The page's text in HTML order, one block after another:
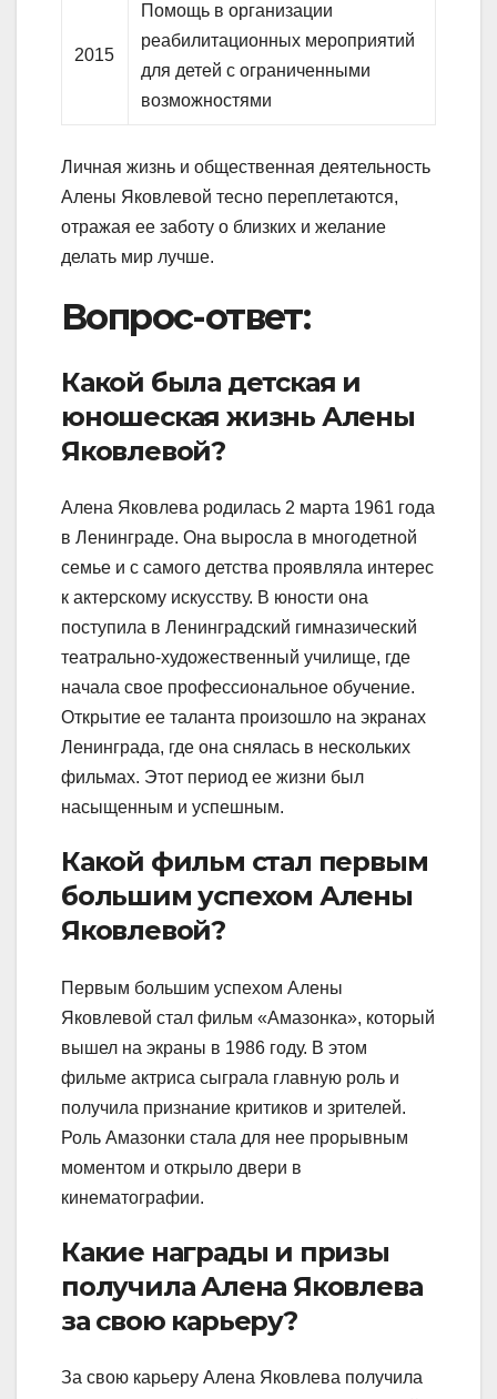
2015
Помощь в организации
реабилитационных мероприятий
для детей с ограниченными
возможностями
Личная жизнь и общественная деятельность
Алены Яковлевой тесно переплетаются,
отражая ее заботу о близких и желание
делать мир лучше.
Вопрос-ответ:
Какой была детская и
юношеская жизнь Алены
Яковлевой?
Алена Яковлева родилась 2 марта 1961 года
в Ленинграде. Она выросла в многодетной
семье и с самого детства проявляла интерес
к актерскому искусству. В юности она
поступила в Ленинградский гимназический
театрально-художественный училище, где
начала свое профессиональное обучение.
Открытие ее таланта произошло на экранах
Ленинграда, где она снялась в нескольких
фильмах. Этот период ее жизни был
насыщенным и успешным.
Какой фильм стал первым
большим успехом Алены
Яковлевой?
Первым большим успехом Алены
Яковлевой стал фильм «Амазонка», который
вышел на экраны в 1986 году. В этом
фильме актриса сыграла главную роль и
получила признание критиков и зрителей.
Роль Амазонки стала для нее прорывным
моментом и открыло двери в
кинематографии.
Какие награды и призы
получила Алена Яковлева
за свою карьеру?
За свою карьеру Алена Яковлева получила